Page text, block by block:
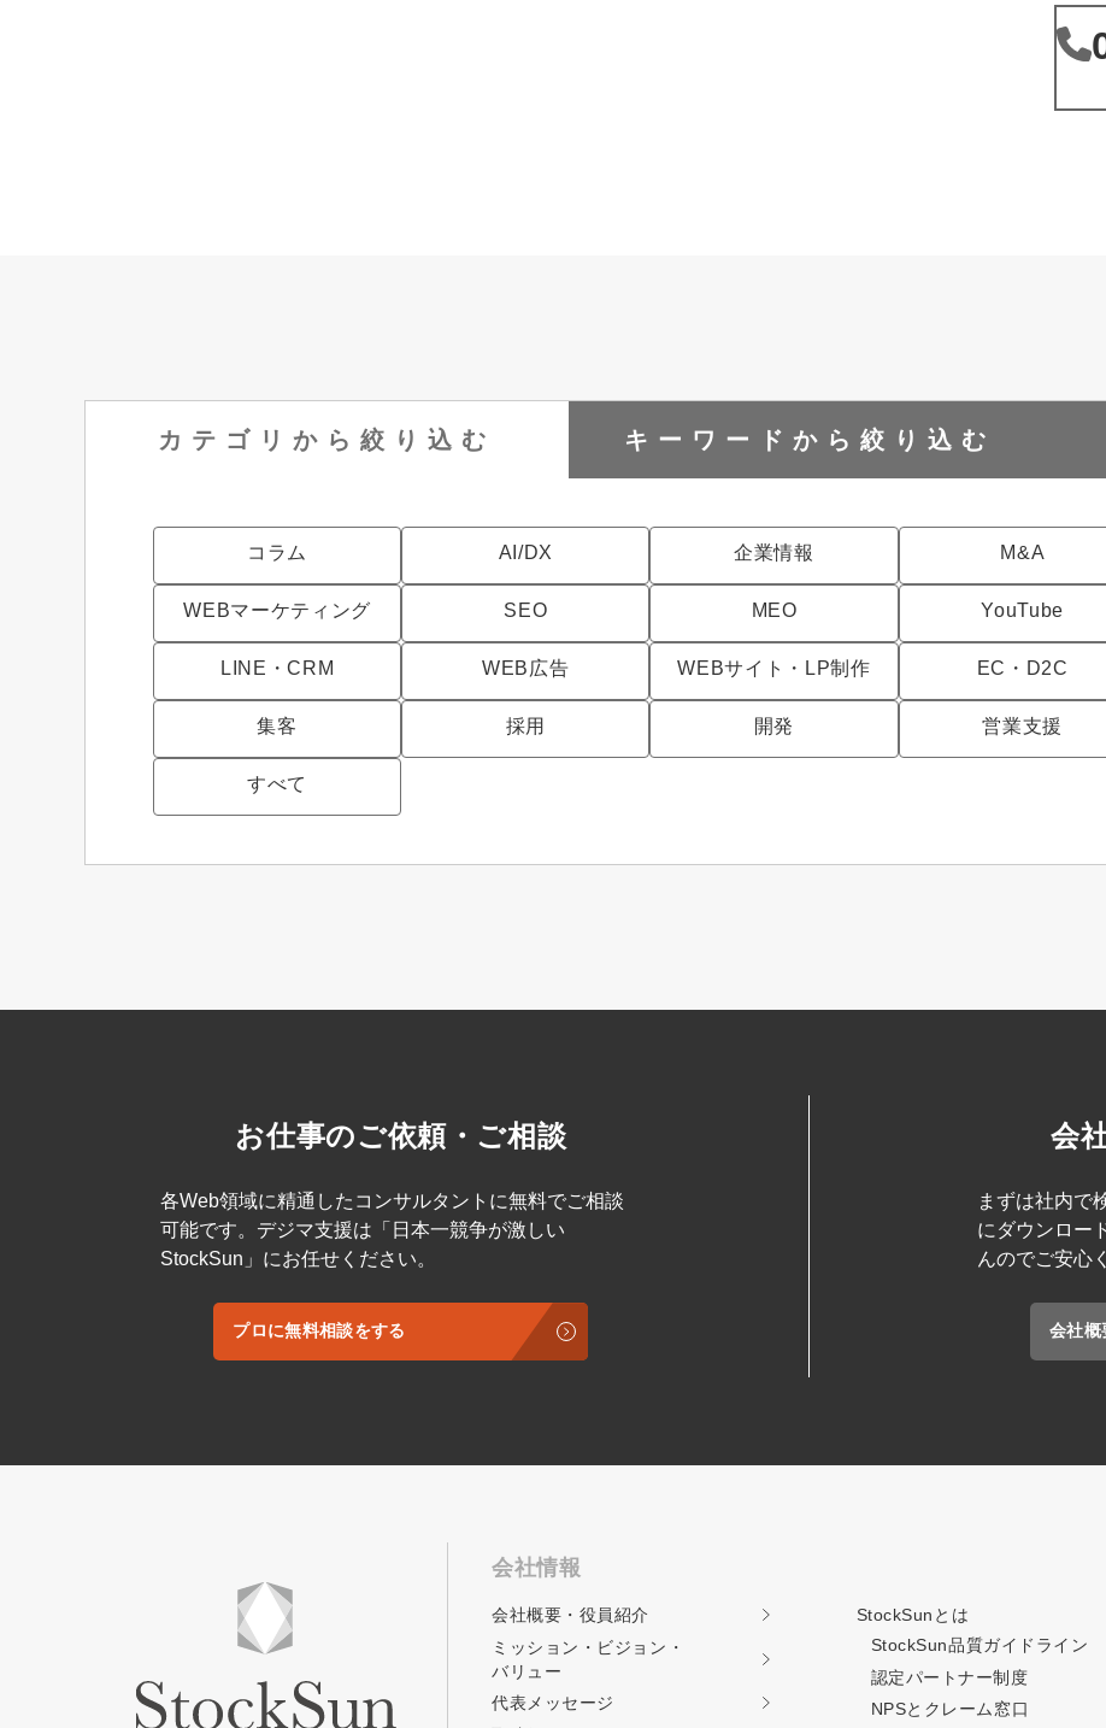
カテゴリから絞り込む キーワードから 絞り込む
コラム AI/DX 企業情報 M&A
WEBマーケティング SEO MEO YouTube
LINE・CRM WEB広告 WEBサイト・LP制作 EC・D2C
集客 採用 開発 営業支援
すべて
お仕事のご依頼・ご相談
各Web領域に精通したコンサルタントに無料でご相談
可能です。デジマ支援は「日本一競争が激しい
StockSun」にお任せください。
プロに無料相談をする
会
まずは社内で
にダウンロー
んのでご安心
会社概
会社情報
会社概要・役員紹介
ミッション・ビジョン・
バリュー
代表メッセージ
StockSunとは
StockSun品質ガイド ライン
認定パートナー制度
NPSとクレーム窓口